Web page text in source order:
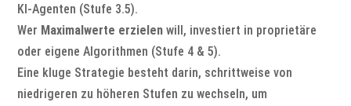
KI-Agenten (Stufe 3.5).
Wer Maximalwerte erzielen will, investiert in proprietäre
oder eigene Algorithmen (Stufe 4 & 5).
Eine kluge Strategie besteht darin, schrittweise von
niedrigeren zu höheren Stufen zu wechseln, um